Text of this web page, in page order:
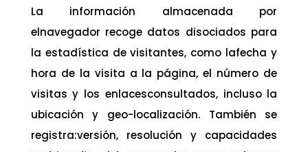
La información almacenada por
elnavegador recoge datos disociados para
la estadística de visitantes, como lafecha y
hora de la visita a la página, el número de
visitas y los enlacesconsultados, incluso la
ubicación y geo-localización. También se
registra:versión, resolución y capacidades